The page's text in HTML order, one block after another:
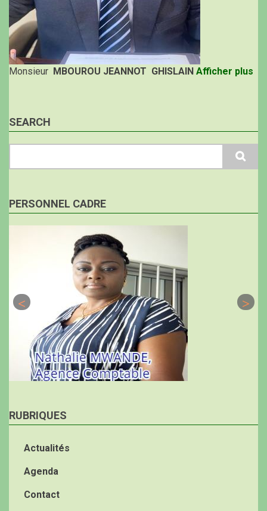
Monsieur MBOUROU JEANNOT GHISLAIN Afficher plus
SEARCH
PERSONNEL CADRE
RUBRIQUES
Actualités
Agenda
Contact